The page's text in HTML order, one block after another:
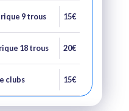
9 trous 15€
18 trous 20€
clubs 15€